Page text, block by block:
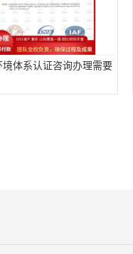
境体系认证咨询办理需要